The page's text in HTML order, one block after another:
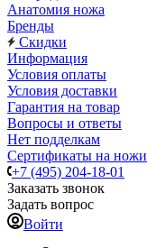
Анатомия ножа
Бренды
Скидки
Информация
Условия оплаты
Условия доставки
Гарантия на товар
Вопросы и ответы
Нет подделкам
Сертификаты на ножи
+7 (495) 204-18-01
Заказать звонок
Задать вопрос
Войти